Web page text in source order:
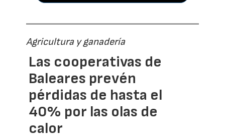
Agricultura y ganadería
Las cooperativas de
Baleares prevén
pérdidas de hasta el
40% por las olas de
calor